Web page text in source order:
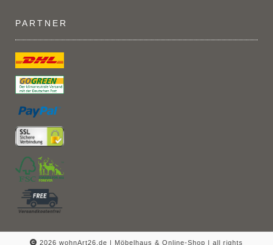
PARTNER
2026 wohnArt26.de | Möbelhaus & Online-Shop | all rights